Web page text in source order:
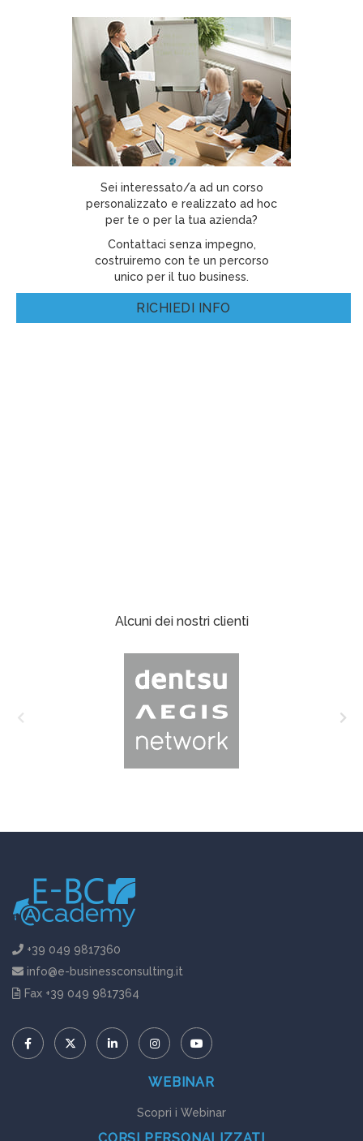
Sei interessato/a ad un corso
personalizzato e realizzato ad hoc
per te o per la tua azienda?
Contattaci senza impegno,
costruiremo con te un percorso
unico per il tuo business.
RICHIEDI INFO
Alcuni dei nostri clienti
+39 049 9817360
info@e-businessconsulting.it
Fax +39 049 9817364
WEBINAR
Scopri i Webinar